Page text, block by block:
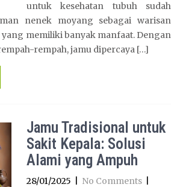
untuk kesehatan tubuh sudah
nenek moyang sebagai warisan
memiliki banyak manfaat. Dengan
rempah, jamu dipercaya […]
Jamu Tradisional untuk
Sakit Kepala: Solusi
Alami yang Ampuh
28/01/2025 No Comments